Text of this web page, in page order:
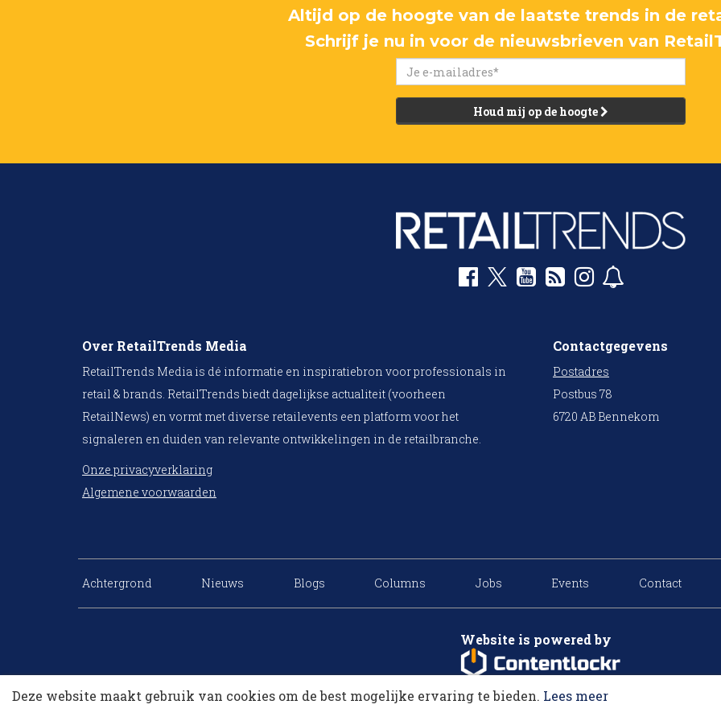
Altijd op de hoogte van de laatste trends in de
Schrijf je nu in voor de nieuwsbrieven van
Houd mij op de hoogte
Over RetailTrends Media
RetailTrends Media is dé informatie en inspiratiebron voor professionals in
retail & brands. RetailTrends biedt dagelijkse actualiteit (voorheen
RetailNews) en vormt met diverse retailevents een platform voor het
signaleren en duiden van relevante ontwikkelingen in de retailbranche.
Onze privacyverklaring
Algemene voorwaarden
Contactgegevens
Postadres
Postbus 78
6720 AB Bennekom
Achtergrond Nieuws Blogs Columns Jobs Events Contact
Website is powered by
Deze website maakt gebruik van cookies om de best mogelijke ervaring te bieden. Lees meer